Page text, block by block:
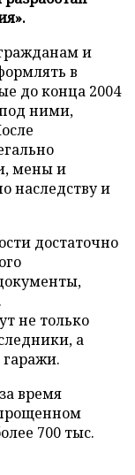
и
в
до конца 2004
ними,
мены и
наследству и
достаточно
не только
а
время
700 тыс.